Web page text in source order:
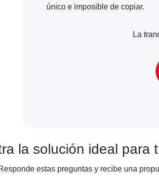
único e imposible de copiar.
La
la solución ideal para
estas preguntas y recibe una